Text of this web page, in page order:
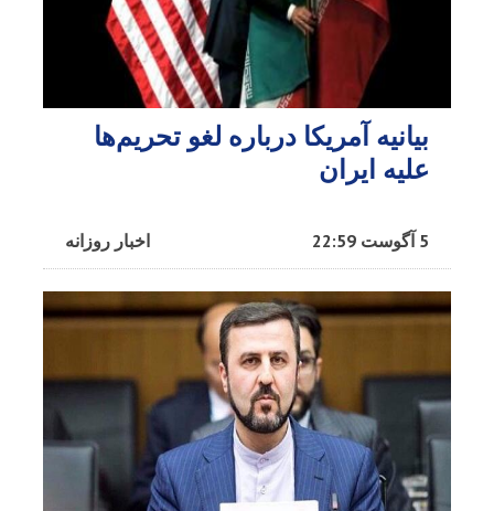
بیانیه آمریکا درباره لغو تحریم‌ها
علیه ایران
اخبار روزانه 5 آگوست 22:59